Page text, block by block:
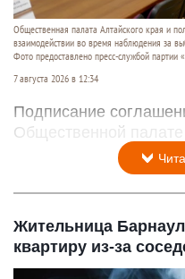
Общественная палата Алтайского края и
взаимодействии во время наблюдения за
Фото предоставлено пресс-службой партии
7 августа 2026 в 12:34
Подписание
Общественной палате
Жительница
квартиру из-за